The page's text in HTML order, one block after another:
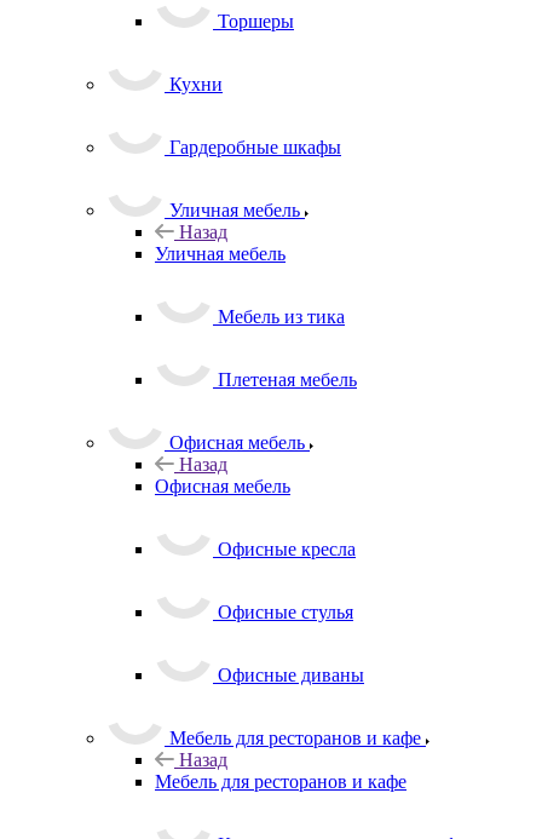
Торшеры
Кухни
Гардеробные шкафы
Уличная мебель
Назад
Уличная мебель
Мебель из тика
Плетеная мебель
Офисная мебель
Назад
Офисная мебель
Офисные кресла
Офисные стулья
Офисные диваны
Мебель для ресторанов и кафе
Назад
Мебель для ресторанов и кафе